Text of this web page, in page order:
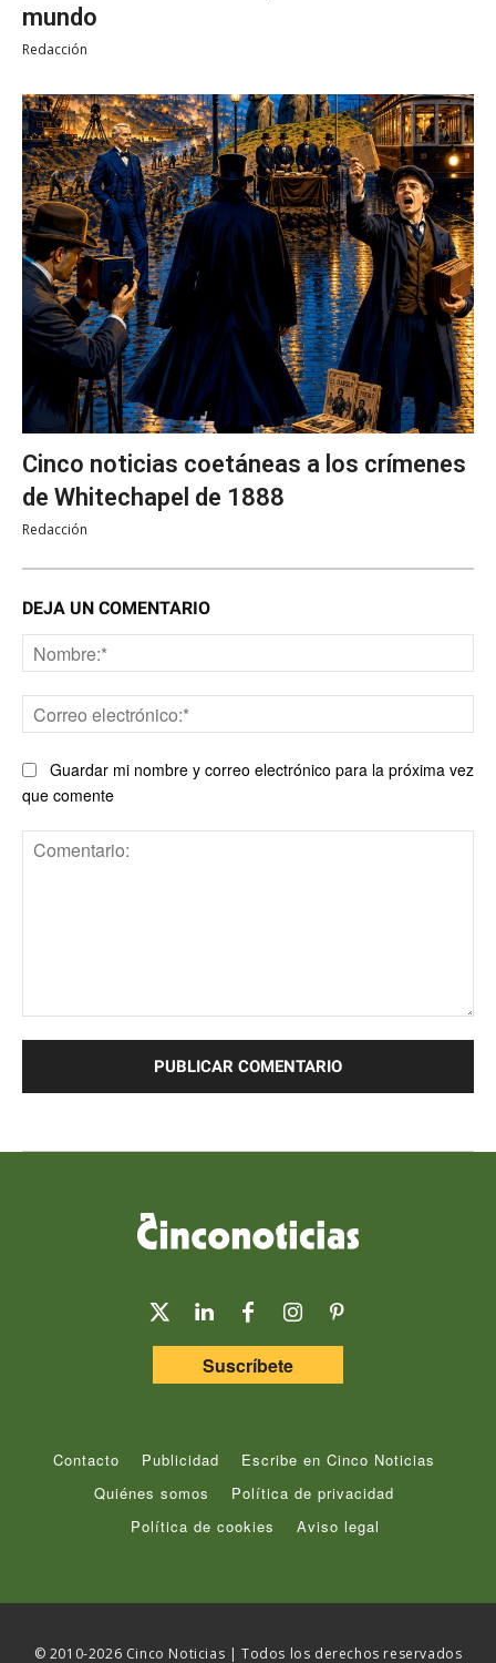
mundo
Redacción
Cinco noticias coetáneas a los crímenes
de Whitechapel de 1888
Redacción
DEJA UN COMENTARIO
Guardar mi nombre y correo electrónico para la próxima vez
que comente
Suscríbete
Contacto Publicidad
Escribe en Cinco Noticias
Quiénes somos
Política de privacidad
Política de cookies
Aviso legal
© 2010-2026 Cinco Noticias | Todos los derechos reservados